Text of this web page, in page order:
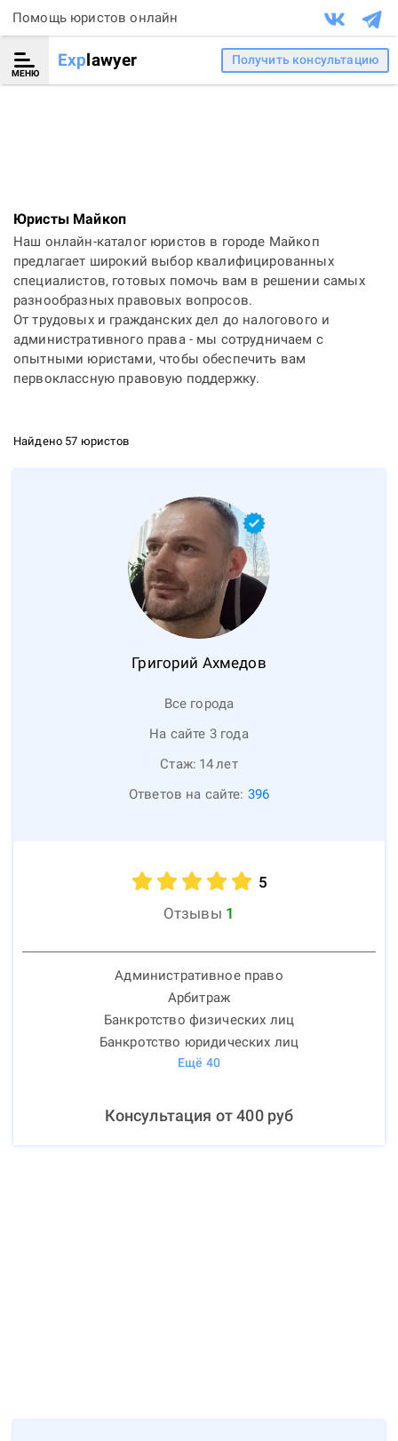
Помощь юристов онлайн
МЕНЮ
Explawyer Получить консультацию
Юристы Майкоп
Наш онлайн-каталог юристов в городе Майкоп
предлагает широкий выбор квалифицированных
специалистов, готовых помочь вам в решении самых
разнообразных правовых вопросов.
От трудовых и гражданских дел до налогового и
административного права - мы сотрудничаем с
опытными юристами, чтобы обеспечить вам
первоклассную правовую поддержку.
Найдено 57 юристов
Григорий Ахмедов
Все города
На сайте 3 года
Стаж: 14лет
Ответов на сайте: 396
5
Отзывы 1
Административное право
Арбитраж
Банкротство физических лиц
Банкротство юридических лиц
Ещё 40
Консультация от400руб